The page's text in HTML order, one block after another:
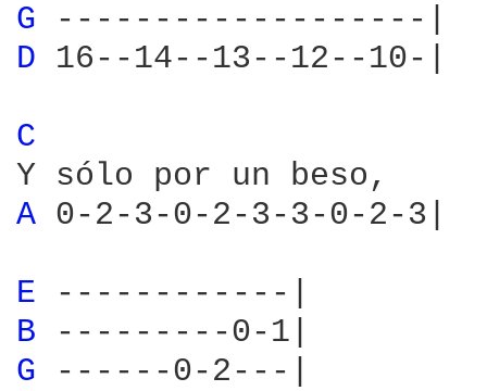
G
D 16--14--13--12--10-|
C
A 0-2-3-0-2-3-3-0-2-3|
E
B
G